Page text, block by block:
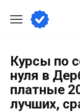
Курсы по
нуля в
платные
лучших,